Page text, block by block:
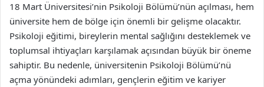
18 Mart Üniversitesi’nin Psikoloji Bölümü’nün açılması, hem
üniversite hem de bölge için önemli bir gelişme olacaktır.
Psikoloji eğitimi, bireylerin mental sağlığını desteklemek ve
toplumsal ihtiyaçları karşılamak açısından büyük bir öneme
sahiptir. Bu nedenle, üniversitenin Psikoloji Bölümü’nü
açma yönündeki adımları, gençlerin eğitim ve kariyer